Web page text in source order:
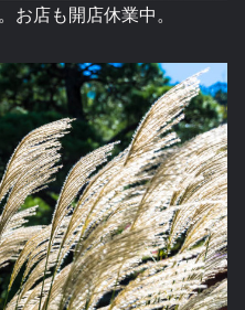
お店も開店休業中。